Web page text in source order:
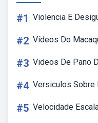
#1 Violencia E
#2 Vídeos Do
#3 Videos De Pano
#4 Versiculos Sobre
#5 Velocidade